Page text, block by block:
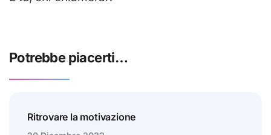
Potrebbe piacerti…
Ritrovare la motivazione